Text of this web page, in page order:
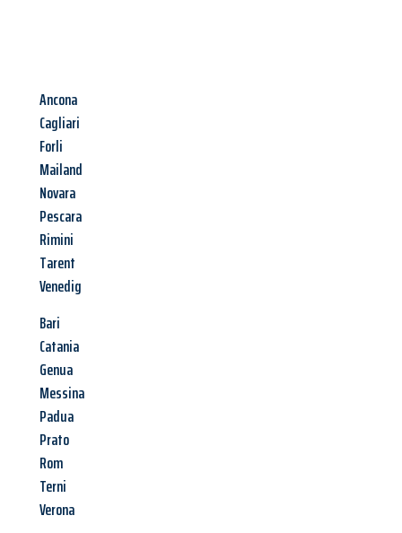
Ancona
Cagliari
Forli
Mailand
Novara
Pescara
Rimini
Tarent
Venedig
Bari
Catania
Genua
Messina
Padua
Prato
Rom
Terni
Verona